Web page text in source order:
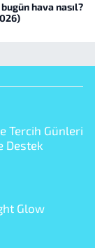
hava nasıl?
Tercih Günleri
Destek
Glow